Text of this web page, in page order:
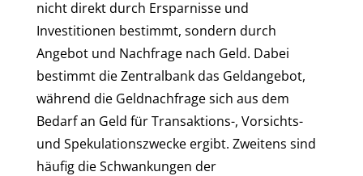
nicht direkt durch Ersparnisse und
Investitionen bestimmt, sondern durch
Angebot und Nachfrage nach Geld. Dabei
bestimmt die Zentralbank das Geldangebot,
während die Geldnachfrage sich aus dem
Bedarf an Geld für Transaktions-, Vorsichts-
und Spekulationszwecke ergibt. Zweitens sind
häufig die Schwankungen der